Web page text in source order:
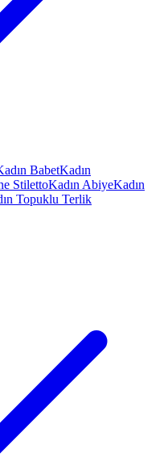
BabetKadın
StilettoKadın AbiyeKadın
Topuklu Terlik